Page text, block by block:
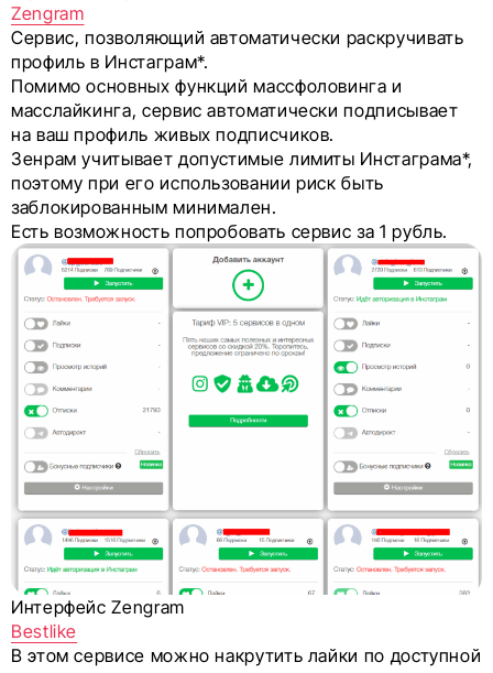
Zengram
Сервис, позволяющий автоматически раскручивать
профиль в Инстаграм*.
Помимо основных функций массфоловинга и
масслайкинга, сервис автоматически подписывает
на ваш профиль живых подписчиков.
Зенрам учитывает допустимые лимиты Инстаграма*,
поэтому при его использовании риск быть
заблокированным минимален.
Есть возможность попробовать сервис за 1 рубль.
Интерфейс Zengram
Bestlike
В этом сервисе можно накрутить лайки по доступной